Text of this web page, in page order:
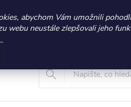
2026 – sleva 300 Kč při nákupu
abychom Vám umožnili
webu neustále zlepšovali jeho
Vrácení a reklamace zboží